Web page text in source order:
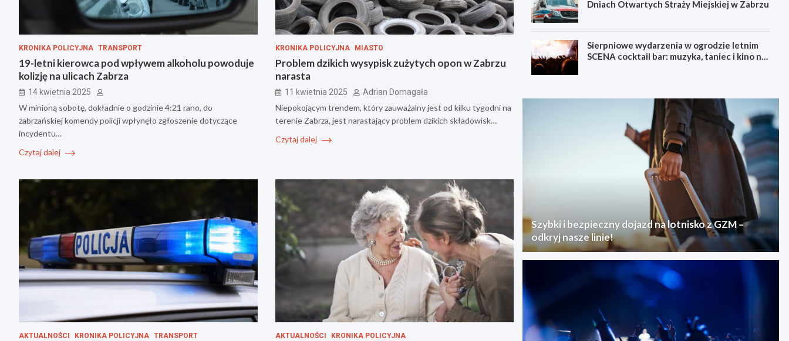
KRONIKA POLICYJNA TRANSPORT
19-letni kierowca pod wpływem alkoholu powoduje
kolizję na ulicach Zabrza
14 kwietnia 2025
W minioną sobotę, dokładnie o godzinie 4:21 rano, do
zabrzańskiej komendy policji wpłynęło zgłoszenie dotyczące
incydentu…
Czytaj dalej
KRONIKA POLICYJNA MIASTO
Problem dzikich wysypisk zużytych opon w Zabrzu
narasta
11 kwietnia 2025 Adrian Domagała
Niepokojącym trendem, który zauważalny jest od kilku tygodni na
terenie Zabrza, jest narastający problem dzikich składowisk…
Czytaj dalej
AKTUALNOŚCI KRONIKA POLICYJNA TRANSPORT AKTUALNOŚCI KRONIKA POLICYJNA
Dniach Otwartych Straży Miejskiej w Zabrzu
Sierpniowe wydarzenia w ogrodzie letnim
SCENA cocktail bar: muzyka, taniec i kino na
Szybki i bezpieczny dojazd na lotnisko z GZM –
odkryj nasze linie!